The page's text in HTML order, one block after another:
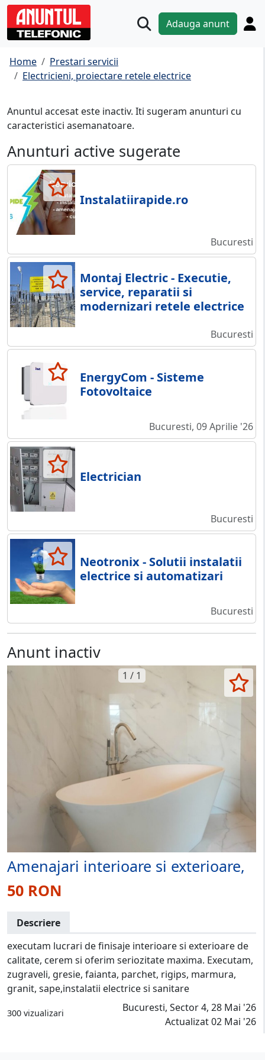
Adauga anunt
Home
Prestari servicii
Electricieni, proiectare retele electrice
Anuntul accesat este inactiv. Iti sugeram anunturi cu
caracteristici asemanatoare.
Anunturi active sugerate
Instalatiirapide.ro
Bucuresti
Montaj Electric - Executie,
service, reparatii si
modernizari retele electrice
Bucuresti
EnergyCom - Sisteme
Fotovoltaice
Bucuresti, 09 Aprilie '26
Electrician
Bucuresti
Neotronix - Solutii instalatii
electrice si automatizari
Bucuresti
Anunt inactiv
1 / 1
Amenajari interioare si exterioare,
50 RON
Descriere
executam lucrari de finisaje interioare si exterioare de
calitate, cerem si oferim seriozitate maxima. Executam,
zugraveli, gresie, faianta, parchet, rigips, marmura,
granit, sape,instalatii electrice si sanitare
300 vizualizari
Bucuresti, Sector 4, 28 Mai '26
Actualizat 02 Mai '26